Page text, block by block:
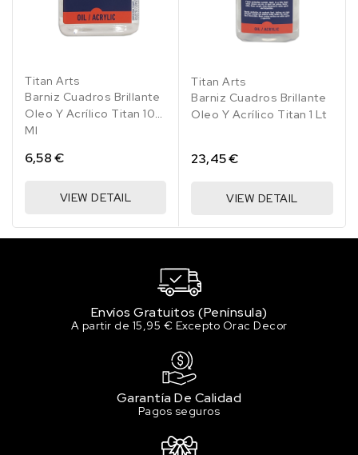
Titan Arts
Barniz Cuadros Brillante
Oleo Y Acrílico Titan 100
Ml
6,58 €
VIEW DETAIL
Titan Arts
Barniz Cuadros Brillante
Oleo Y Acrílico Titan 1 Lt
23,45 €
VIEW DETAIL
Envíos Gratuitos (Península)
A partir de 15,95 € Excepto Orac Decor
Garantía De Calidad
Pagos seguros